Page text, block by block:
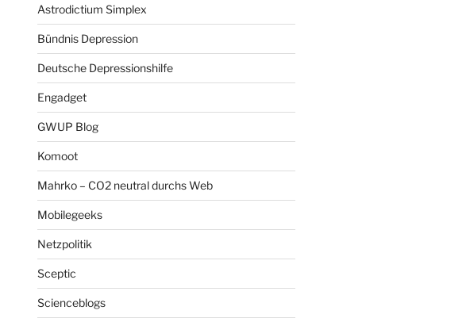
Astrodictium Simplex
Bündnis Depression
Deutsche Depressionshilfe
Engadget
GWUP Blog
Komoot
Mahrko – CO2 neutral durchs Web
Mobilegeeks
Netzpolitik
Sceptic
Scienceblogs